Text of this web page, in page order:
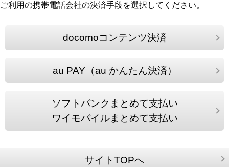
ご利用の携帯電話会社の決済手段を選択してください。
docomoコンテンツ決済
au PAY（au かんたん決済）
ソフトバンクまとめて支払い
ワイモバイルまとめて支払い
サイトTOPへ